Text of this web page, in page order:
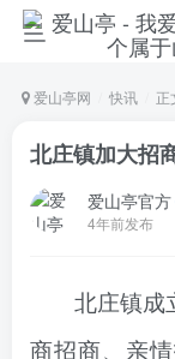
爱山亭网 快讯 正
北庄镇加大招
爱山亭官方
4年前发布
北庄镇成
商招商、亲